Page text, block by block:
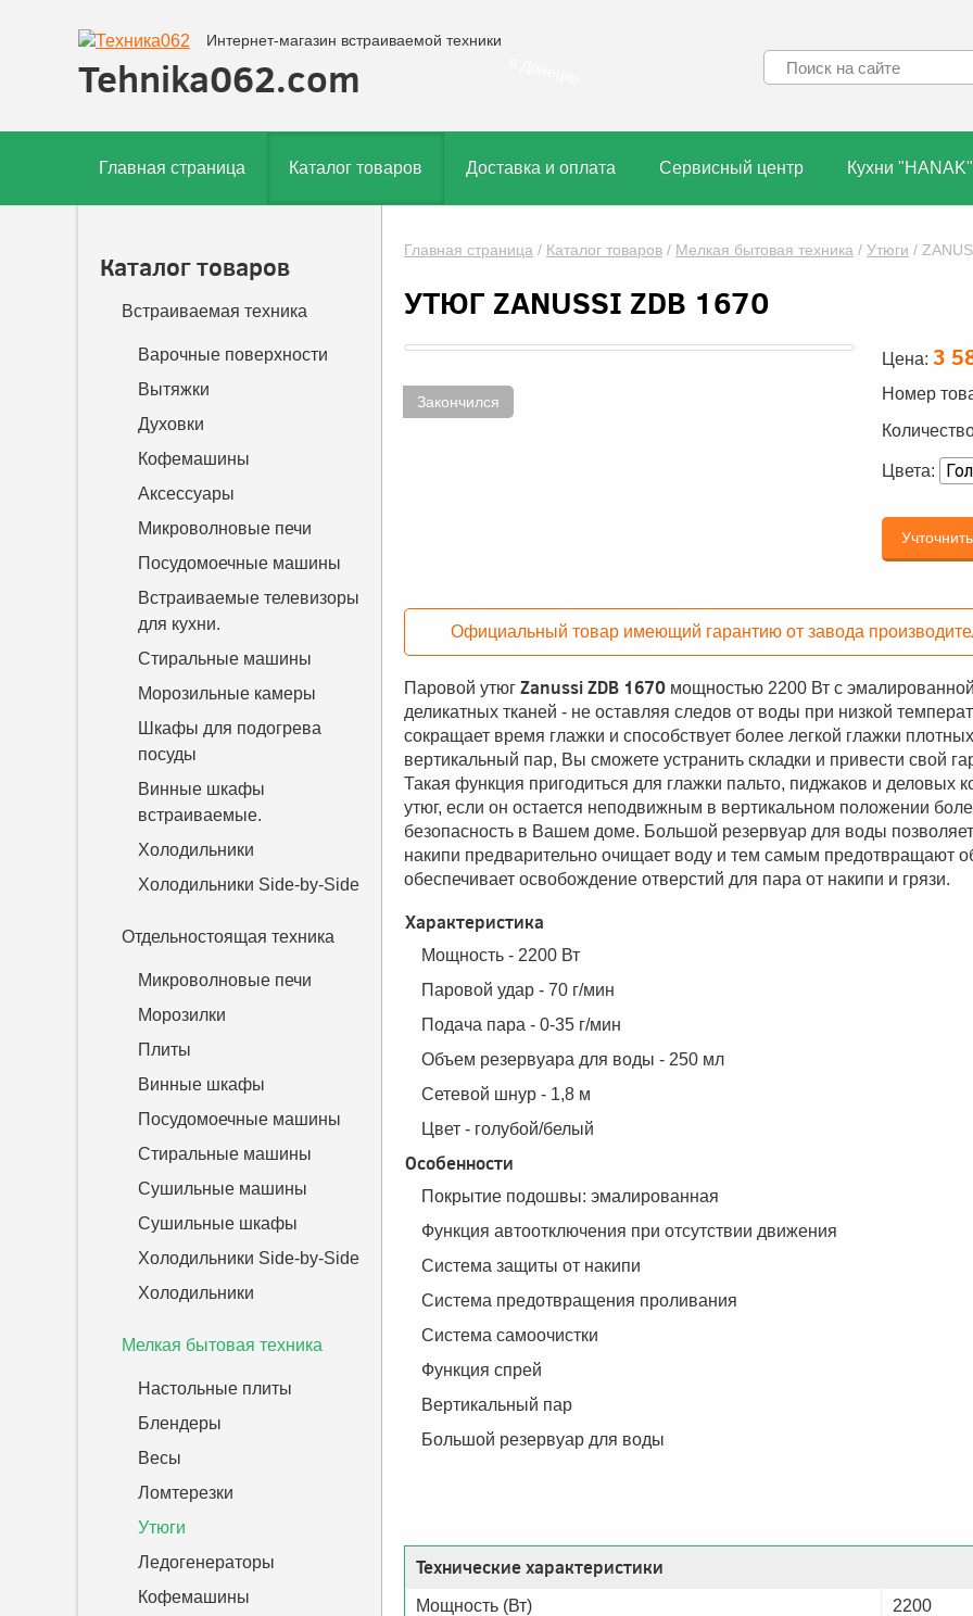
Интернет-магазин встраиваемой техники
Tehnika062.com
Главная страница Каталог товаров Доставка и оплата Сервисный центр Кухни "HANAK"
Главная страница / Каталог товаров / Мелкая бытовая техника / Утюги /
УТЮГ ZANUSSI ZDB 1670
Закончился
Цена: 3
Номер
Цвета:
Официальный товар имеющий гарантию от завода
Паровой утюг Zanussi ZDB 1670 мощностью 2200 Вт с
деликатных тканей - не оставляя следов от воды при низкой
сокращает время глажки и способствует более легкой глажки
вертикальный пар, Вы сможете устранить складки и привести свой
Такая функция пригодиться для глажки пальто, пиджаков и деловых
утюг, если он остается неподвижным в вертикальном положении
безопасность в Вашем доме. Большой резервуар для воды
накипи предварительно очищает воду и тем самым предотвращают
обеспечивает освобождение отверстий для пара от накипи и грязи.
Характеристика
Мощность - 2200 Вт
Паровой удар - 70 г/мин
Подача пара - 0-35 г/мин
Объем резервуара для воды - 250 мл
Сетевой шнур - 1,8 м
Цвет - голубой/белый
Особенности
Покрытие подошвы: эмалированная
Функция автоотключения при отсутствии движения
Система защиты от накипи
Система предотвращения проливания
Система самоочистки
Функция спрей
Вертикальный пар
Большой резервуар для воды
Технические характеристики
Мощность (Вт)
2200
Каталог товаров
Встраиваемая техника
Варочные поверхности
Вытяжки
Духовки
Кофемашины
Аксессуары
Микроволновые печи
Посудомоечные машины
Встраиваемые телевизоры
для кухни.
Стиральные машины
Морозильные камеры
Шкафы для подогрева
посуды
Винные шкафы
встраиваемые.
Холодильники
Холодильники Side-by-Side
Отдельностоящая техника
Микроволновые печи
Морозилки
Плиты
Винные шкафы
Посудомоечные машины
Стиральные машины
Сушильные машины
Сушильные шкафы
Холодильники Side-by-Side
Холодильники
Мелкая бытовая техника
Настольные плиты
Блендеры
Весы
Ломтерезки
Утюги
Ледогенераторы
Кофемашины